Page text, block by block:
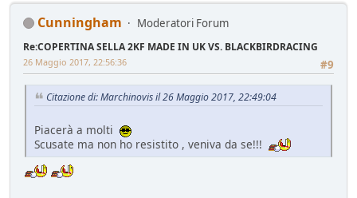
Cunningham Moderatori Forum
Re:COPERTINA SELLA 2KF MADE IN UK VS. BLACKBIRDRACING
#9
26 Maggio 2017, 22:56:36
Citazione di: Marchinovis il 26 Maggio 2017, 22:49:04
Piacerà a molti
Scusate ma non ho resistito , veniva da se!!!